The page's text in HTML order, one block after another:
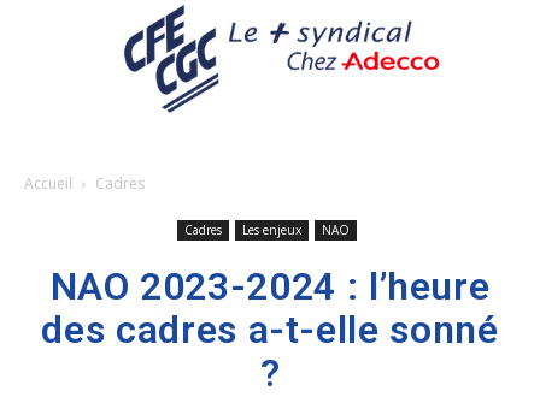
Accueil Cadres
Cadres Les enjeux NAO
NAO 2023-2024 : l’heure
des cadres a-t-elle sonné
?